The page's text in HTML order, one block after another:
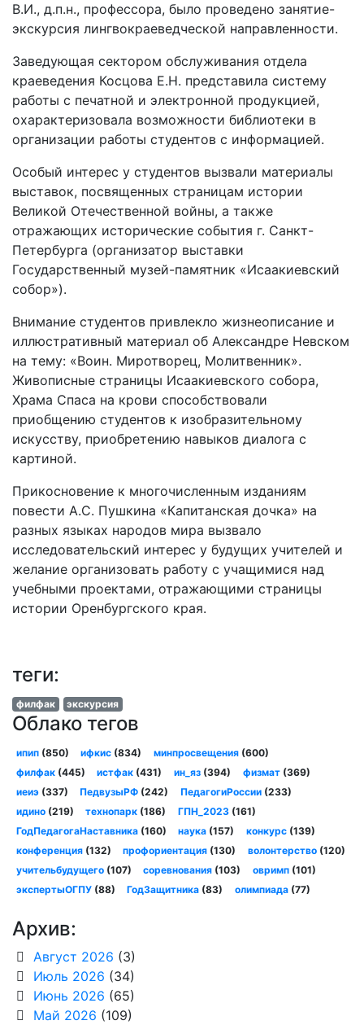
В.И., д.п.н., профессора, было проведено занятие-
экскурсия лингвокраеведческой направленности.
Заведующая сектором обслуживания отдела
краеведения Косцова Е.Н. представила систему
работы с печатной и электронной продукцией,
охарактеризовала возможности библиотеки в
организации работы студентов с информацией.
Особый интерес у студентов вызвали материалы
выставок, посвященных страницам истории
Великой Отечественной войны, а также
отражающих исторические события г. Санкт-
Петербурга (организатор выставки
Государственный музей-памятник «Исаакиевский
собор»).
Внимание студентов привлекло жизнеописание и
иллюстративный материал об Александре Невском
на тему: «Воин. Миротворец, Молитвенник».
Живописные страницы Исаакиевского собора,
Храма Спаса на крови способствовали
приобщению студентов к изобразительному
искусству, приобретению навыков диалога с
картиной.
Прикосновение к многочисленным изданиям
повести А.С. Пушкина «Капитанская дочка» на
разных языках народов мира вызвало
исследовательский интерес у будущих учителей и
желание организовать работу с учащимися над
учебными проектами, отражающими страницы
истории Оренбургского края.
теги:
филфак экскурсия
Облако тегов
ипип(850) ифкис (834) минпросвещения(600)
филфак(445) истфак (431) ин_яз(394) физмат(369)
иеиэ(337) ПедвузыРФ (242) ПедагогиРоссии(233)
идино(219) технопарк (186) ГПН_2023(161)
ГодПедагогаНаставника(160) наука (157) конкурс(139)
конференция(132) профориентация (130) волонтерство(120)
учительбудущего(107) соревнования (103) овримп(101)
экспертыОГПУ(88) ГодЗащитника (83) олимпиада(77)
Архив:
Август 2026 (3)
Июль 2026 (34)
Июнь 2026 (65)
Май 2026 (109)